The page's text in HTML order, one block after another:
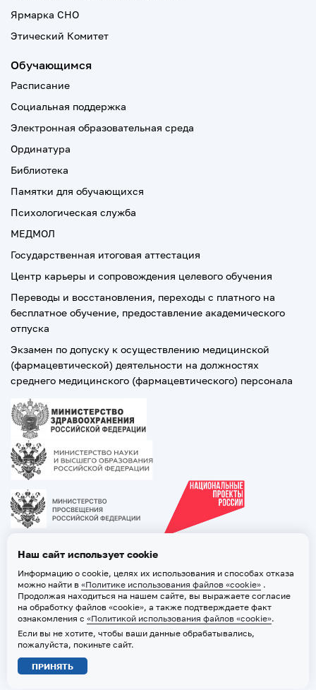
Ярмарка СНО
Этический Комитет
Обучающимся
Расписание
Социальная поддержка
Электронная образовательная среда
Ординатура
Библиотека
Памятки для обучающихся
Психологическая служба
МЕДМОЛ
Государственная итоговая аттестация
Центр карьеры и сопровождения целевого обучения
Переводы и восстановления, переходы с платного на
бесплатное обучение, предоставление академического
отпуска
Экзамен по допуску к осуществлению медицинской
(фармацевтической) деятельности на должностях
среднего медицинского (фармацевтического) персонала
2026 © ТВГМУ. Все права защищены
Политика обработки персональных данных
Политика использования файлов «cookie»
Наш сайт использует cookie
Информацию о cookie, целях их использования и способах отказа
можно найти в «Политике использования файлов «cookie» .
Продолжая находиться на нашем сайте, вы выражаете согласие
на обработку файлов «cookie», а также подтверждаете факт
ознакомления с «Политикой использования файлов «cookie».
Если вы не хотите, чтобы ваши данные обрабатывались,
пожалуйста, покиньте сайт.
ПРИНЯТЬ